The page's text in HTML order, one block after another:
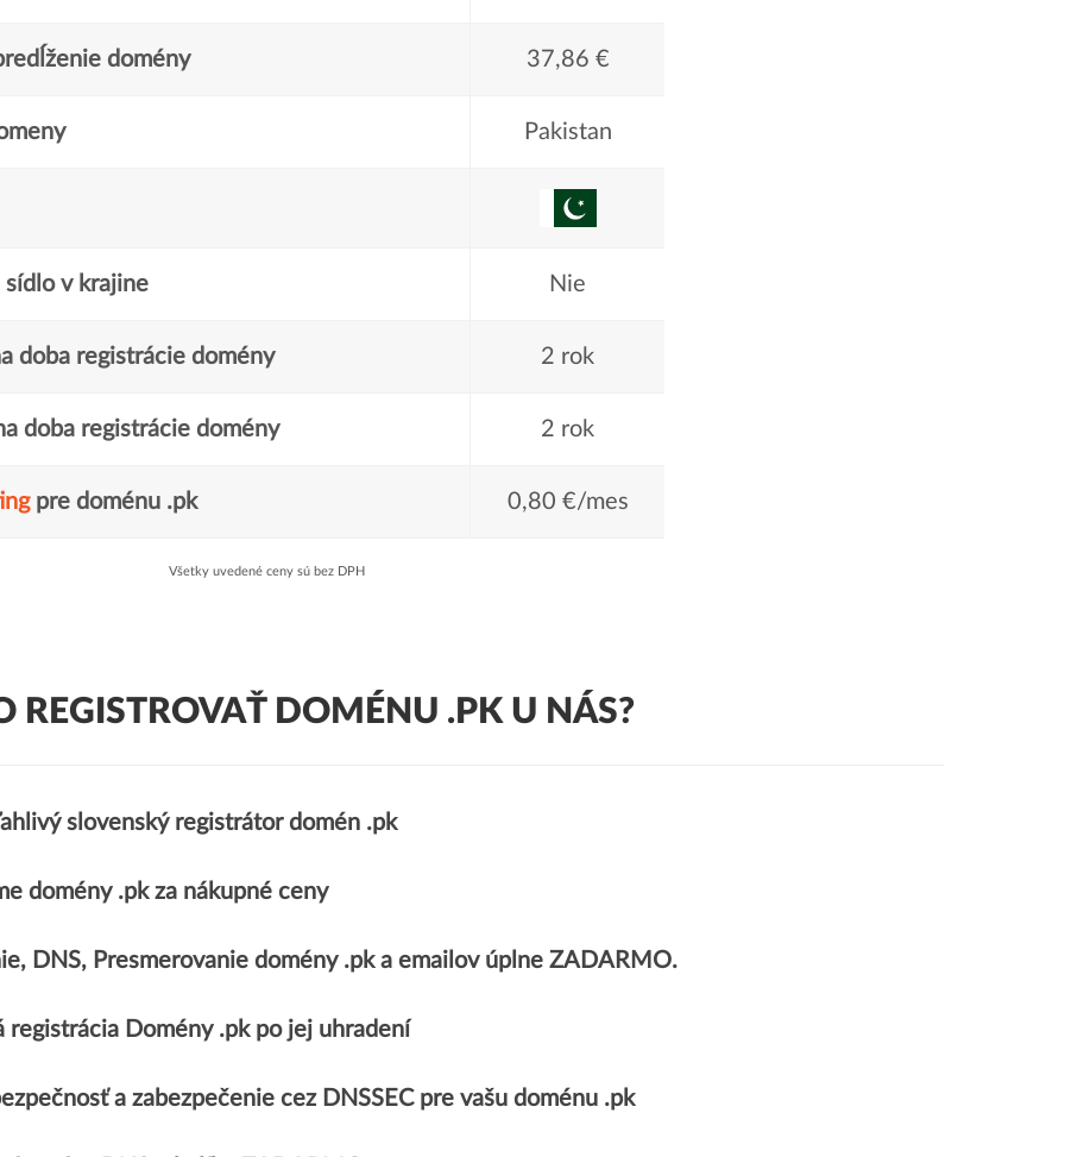
domény 37,86 €
Pakistan
sídlo v krajine Nie
doba registrácie domény 2 rok
doba registrácie domény 2 rok
pre doménu .pk 0,80 €/mes
Všetky uvedené ceny sú bez DPH
REGISTROVAŤ DOMÉNU .PK U NÁS?
slovenský registrátor domén .pk
domény .pk za nákupné ceny
DNS, Presmerovanie domény .pk a emailov úplne ZADARMO.
registrácia Domény .pk po jej uhradení
a zabezpečenie cez DNSSEC pre vašu doménu .pk